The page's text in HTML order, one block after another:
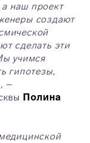
наш проект
создают
сделать эти
учимся
гипотезы,
–
Полина